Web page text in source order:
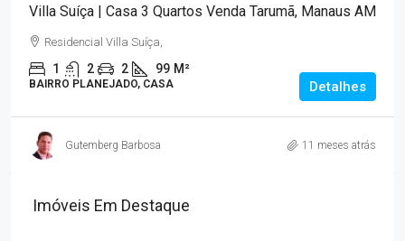
Villa Suíça | Casa 3 Quartos Venda Tarumã, Manaus AM
Residencial Villa Suíça,
1 2 2 99 M²
BAIRRO PLANEJADO, CASA Detalhes
Gutemberg Barbosa 11 meses atrás
Imóveis Em Destaque